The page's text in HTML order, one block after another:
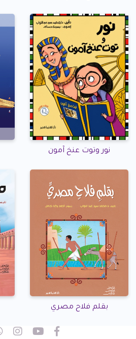
نور وتوت عنخ آمون
بقلم فلاح مصري